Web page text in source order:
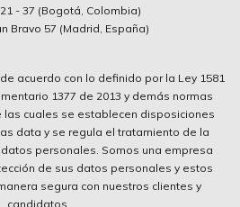
- 37 (Bogotá, Colombia)
Bravo 57 (Madrid, España)
acuerdo con lo definido por la Ley 1581
1377 de 2013 y demás normas
las cuales se establecen disposiciones
data y se regula el tratamiento de la
personales. Somos una empresa
de sus datos personales y estos
segura con nuestros clientes y
candidatos.